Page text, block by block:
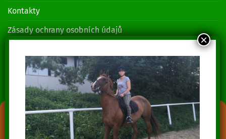
Spravovat souhlas s cookies
Abychom poskytli co nejlepší služby, používáme k ukládání a/nebo
Kontakty
Zásady ochrany osobních údajů
KONTAKTUJTE NÁS
Lenka Piruchová
+420 739 014 685
Jozef Piruch
+420 739 014 689